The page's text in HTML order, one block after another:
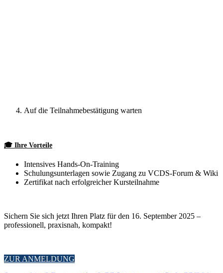
Auf die Teilnahmebestätigung warten
🎓 Ihre Vorteile
Intensives Hands‑On‑Training
Schulungsunterlagen sowie Zugang zu VCDS‑Forum & Wiki
Zertifikat nach erfolgreicher Kursteilnahme
Sichern Sie sich jetzt Ihren Platz für den 16. September 2025 –
professionell, praxisnah, kompakt!
ZUR ANMELDUNG